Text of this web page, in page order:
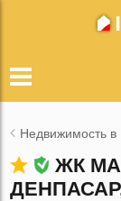
Недвижимость в
ЖК